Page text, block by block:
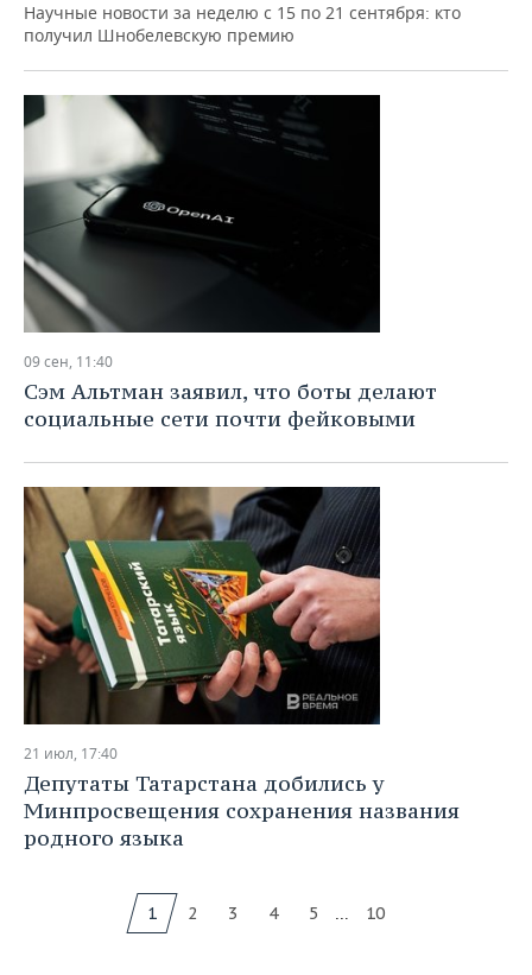
Научные новости за неделю с 15 по 21 сентября: кто
получил Шнобелевскую премию
09 сен, 11:40
Сэм Альтман заявил, что боты делают
социальные сети почти фейковыми
21 июл, 17:40
Депутаты Татарстана добились у
Минпросвещения сохранения названия
родного языка
1 2 3 4 5 ... 10